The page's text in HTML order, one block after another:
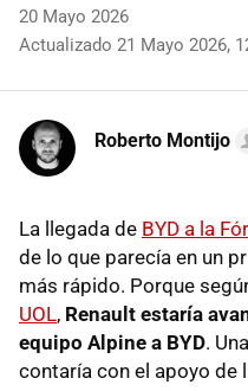
20 Mayo 2026
Actualizado 21 Mayo 2026,
Roberto Montijo
La llegada de BYD a la
de lo que parecía en un
más rápido. Porque
UOL, Renault estaría
equipo Alpine a BYD.
contaría con el apoyo de